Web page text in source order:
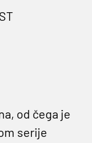
od čega je
serije